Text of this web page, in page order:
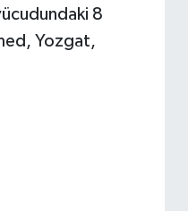
8
Yozgat,